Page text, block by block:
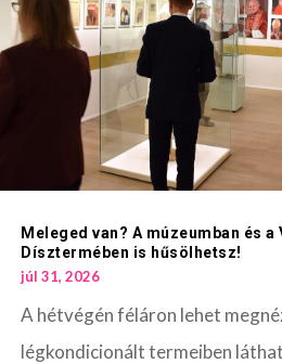
Meleged van? A múzeumban és a
Dísztermében is hűsölhetsz!
júl 31, 2026
A hétvégén féláron lehet
légkondicionált termeiben